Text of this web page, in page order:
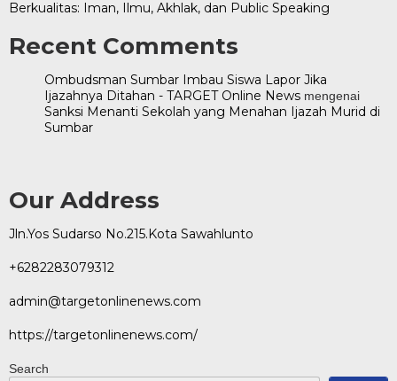
Berkualitas: Iman, Ilmu, Akhlak, dan Public Speaking
Recent Comments
Ombudsman Sumbar Imbau Siswa Lapor Jika
Ijazahnya Ditahan - TARGET Online News mengenai
Sanksi Menanti Sekolah yang Menahan Ijazah Murid di
Sumbar
Our Address
Jln.Yos Sudarso No.215.Kota Sawahlunto
+6282283079312
admin@targetonlinenews.com
https://targetonlinenews.com/
Search